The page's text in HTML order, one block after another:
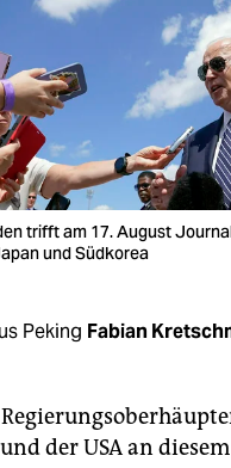
trifft am 17. August
und Südkorea
Peking Fabian
der USA an